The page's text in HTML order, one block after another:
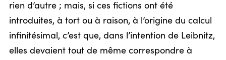
rien d’autre ; mais, si ces fictions ont été
introduites, à tort ou à raison, à l’origine du calcul
infinitésimal, c’est que, dans l’intention de Leibnitz,
elles devaient tout de même correspondre à